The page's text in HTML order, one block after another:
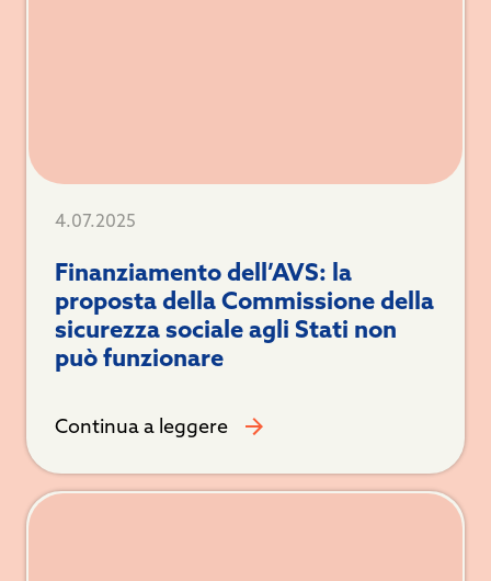
4.07.2025
Finanziamento dell’AVS: la
proposta della Commissione della
sicurezza sociale agli Stati non
può funzionare
Continua a leggere